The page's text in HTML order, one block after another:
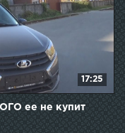
17:25
ее не купит